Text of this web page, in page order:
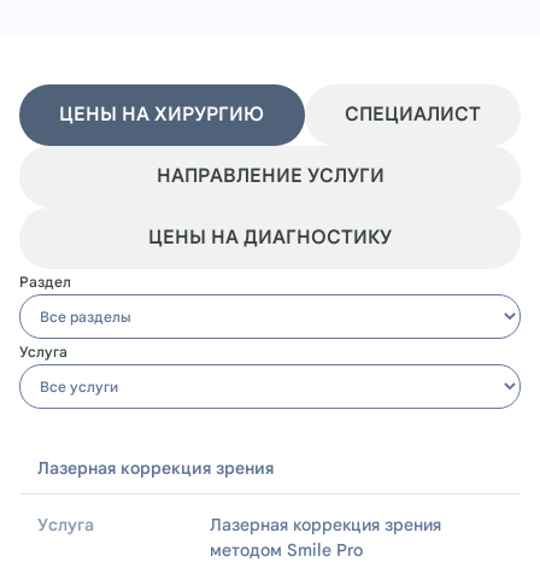
ЦЕНЫ НА ХИРУРГИЮ СПЕЦИАЛИСТ
НАПРАВЛЕНИЕ УСЛУГИ
ЦЕНЫ НА ДИАГНОСТИКУ
Раздел
Услуга
Раздел
Лазерная коррекция зрения
Лазерная коррекция зрения
методом Smile Pro